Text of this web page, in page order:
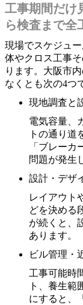
工事期間だけ
ら検査まで全
現場でスケジュ
体やクロス工事
ります。大阪市
なくとも次の4つ
現地調査と
電気容量、
トの通り道
「ブレー
問題が発生
設計・デザ
レイアウト
どを決める
が続くと、
あります。
ビル管理・
工事可能時
ト、養生範
にすると、